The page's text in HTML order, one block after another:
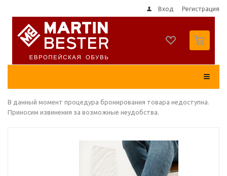
Вход Регистрация
В данный момент процедура бронирования товара недоступна.
Приносим извинения за возможные неудобства.